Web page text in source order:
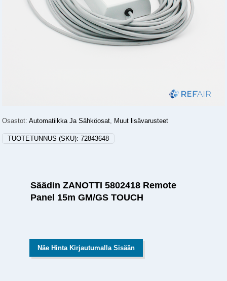
Osastot:Automatiikka Ja Sähköosat, Muut lisävarusteet
TUOTETUNNUS (SKU):72843648
Säädin ZANOTTI 5802418 Remote
Panel 15m GM/GS TOUCH
Näe Hinta Kirjautumalla Sisään